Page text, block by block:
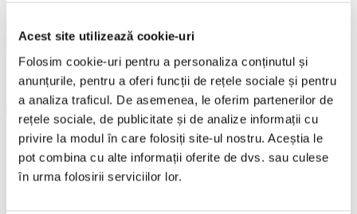
Acest site utilizează cookie-uri
Folosim cookie-uri pentru a personaliza conținutul și
anunțurile, pentru a oferi funcții de rețele sociale și pentru
a analiza traficul. De asemenea, le oferim partenerilor de
rețele sociale, de publicitate și de analize informații cu
privire la modul în care folosiți site-ul nostru. Aceștia le
pot combina cu alte informații oferite de dvs. sau culese
în urma folosirii serviciilor lor.
Vezi mai puțin
Aplică filtre
Categorii
Toate categoriile